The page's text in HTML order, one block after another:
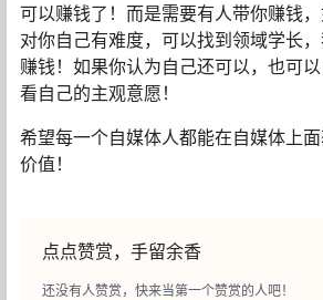
可以赚钱了！而是需要有人带你赚钱
对你自己有难度，可以找到领域学长
赚钱！如果你认为自己还可以，也可
看自己的主观意愿！
希望每一个自媒体人都能在自媒体上
价值！
点点赞赏，手留余香
还没有人赞赏，快来当第一个赞赏的人吧！